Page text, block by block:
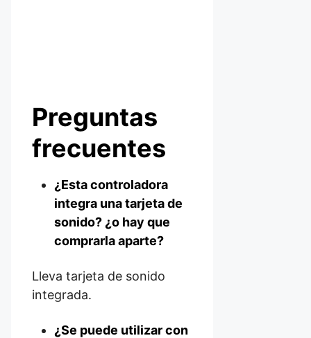
Preguntas
frecuentes
¿Esta controladora
integra una tarjeta de
sonido? ¿o hay que
comprarla aparte?
Lleva tarjeta de sonido
integrada.
¿Se puede utilizar con